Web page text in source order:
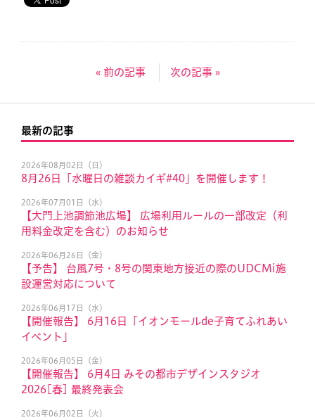
« 前の記事 次の記事 »
最新の記事
2026年08月02日（日）
8月26日「水曜日の雑談カイギ#40」を開催します！
2026年07月01日（水）
【大門上池調節池広場】 広場利用ルールの一部改定（利
用料金改定を含む）のお知らせ
2026年06月26日（金）
【予告】 台風7号・8号の関東地方接近の際のUDCMi施
設運営対応について
2026年06月17日（水）
【開催報告】 6月16日「イオンモールde子育てふれあい
イベント」
2026年06月05日（金）
【開催報告】 6月4日 みその都市デザインスタジオ
2026[春] 最終発表会
2026年06月02日（火）